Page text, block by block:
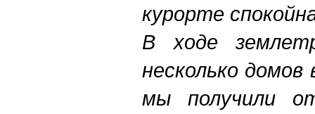
курорте
В ходе
несколько
мы получили